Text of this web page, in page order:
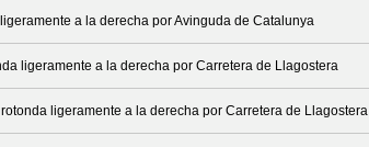
a la derecha por Avinguda de Catalunya
ligeramente a la derecha por Carretera de Llagostera
ligeramente a la derecha por Carretera de Llagostera